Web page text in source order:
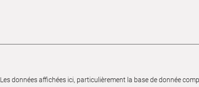
Les données affichées ici, particulièrement la base de donnée